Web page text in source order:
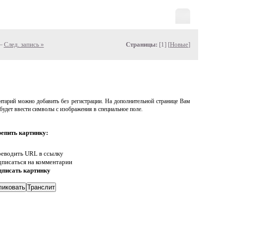
След. запись » Страницы: [1] [Новые]
можно добавить без регистрации. На дополнительной странице Вам
ввести символы с изображения в специальное поле.
картинку:
URL в ссылку
на комментарии
картинку